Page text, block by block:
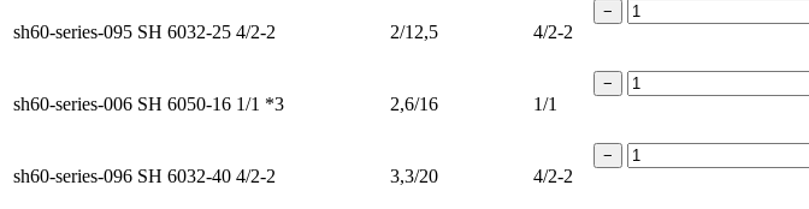
sh60-series-095 SH 6032-25 4/2-2 2/12,5 4/2-2
−
sh60-series-006 SH 6050-16 1/1 *3 2,6/16 1/1
−
sh60-series-096 SH 6032-40 4/2-2 3,3/20 4/2-2
−